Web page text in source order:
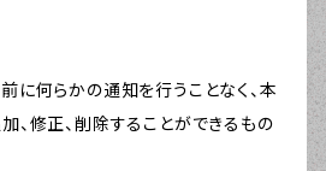
に何らかの通知を行うことなく、本
、修正、削除することができるもの